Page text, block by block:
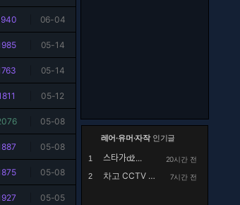
06-04
05-14
05-14
05-12
05-08
05-08
05-08
05-05
레어·유머·자작인기글
1 스타가ǆ...
20시간 전
2
차고 CCTV 설치 후 영상확인하며 충격받은 남자 7시간 전